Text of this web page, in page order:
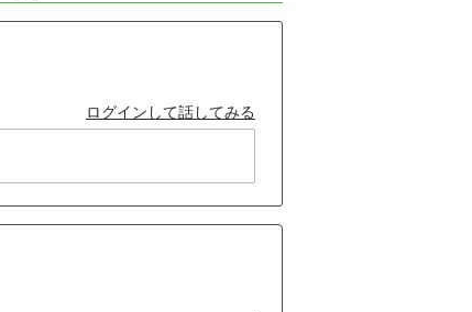
ログインして話してみる